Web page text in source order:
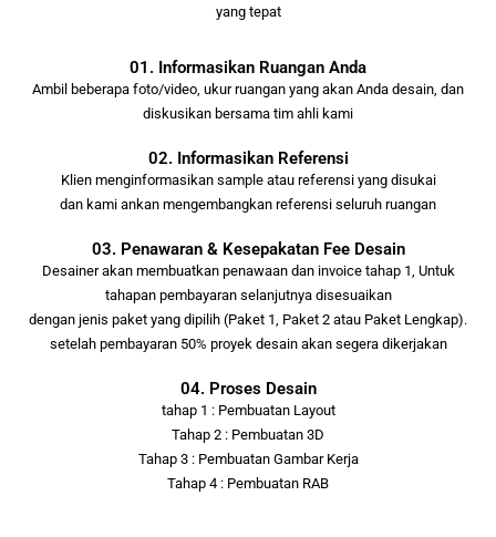
yang tepat
01. Informasikan Ruangan Anda
Ambil beberapa foto/video, ukur ruangan yang akan Anda desain, dan
diskusikan bersama tim ahli kami
02. Informasikan Referensi
Klien menginformasikan sample atau referensi yang disukai
dan kami ankan mengembangkan referensi seluruh ruangan
03. Penawaran & Kesepakatan Fee Desain
Desainer akan membuatkan penawaan dan invoice tahap 1, Untuk
tahapan pembayaran selanjutnya disesuaikan
dengan jenis paket yang dipilih (Paket 1, Paket 2 atau Paket Lengkap).
setelah pembayaran 50% proyek desain akan segera dikerjakan
04. Proses Desain
tahap 1 : Pembuatan Layout
Tahap 2 : Pembuatan 3D
Tahap 3 : Pembuatan Gambar Kerja
Tahap 4 : Pembuatan RAB